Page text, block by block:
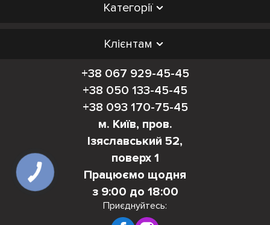
Категорії
Клієнтам
+38 067 929-45-45
+38 050 133-45-45
+38 093 170-75-45
м. Київ, пров.
Ізяславський 52,
поверх 1
Працюємо щодня
з 9:00 до 18:00
Приєднуйтесь:
КНОПКА
ЗВ'ЯЗКУ